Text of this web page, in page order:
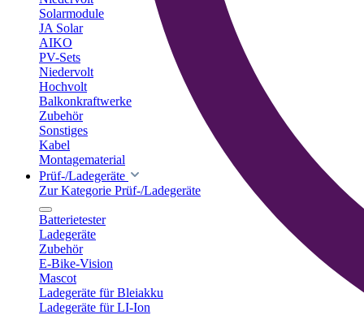
Solarmodule
JA Solar
AIKO
PV-Sets
Niedervolt
Hochvolt
Balkonkraftwerke
Zubehör
Sonstiges
Kabel
Montagematerial
Prüf-/Ladegeräte
Zur Kategorie Prüf-/Ladegeräte
Batterietester
Ladegeräte
Zubehör
E-Bike-Vision
Mascot
Ladegeräte für Bleiakku
Ladegeräte für LI-Ion